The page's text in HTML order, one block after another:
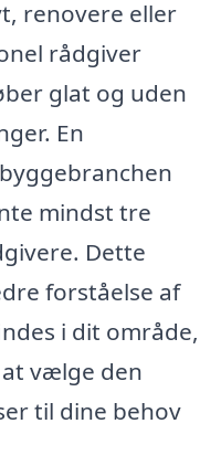
renovere eller
rådgiver
glat og uden
En
mindst tre
Dette
forståelse af
i dit område,
vælge den
til dine behov